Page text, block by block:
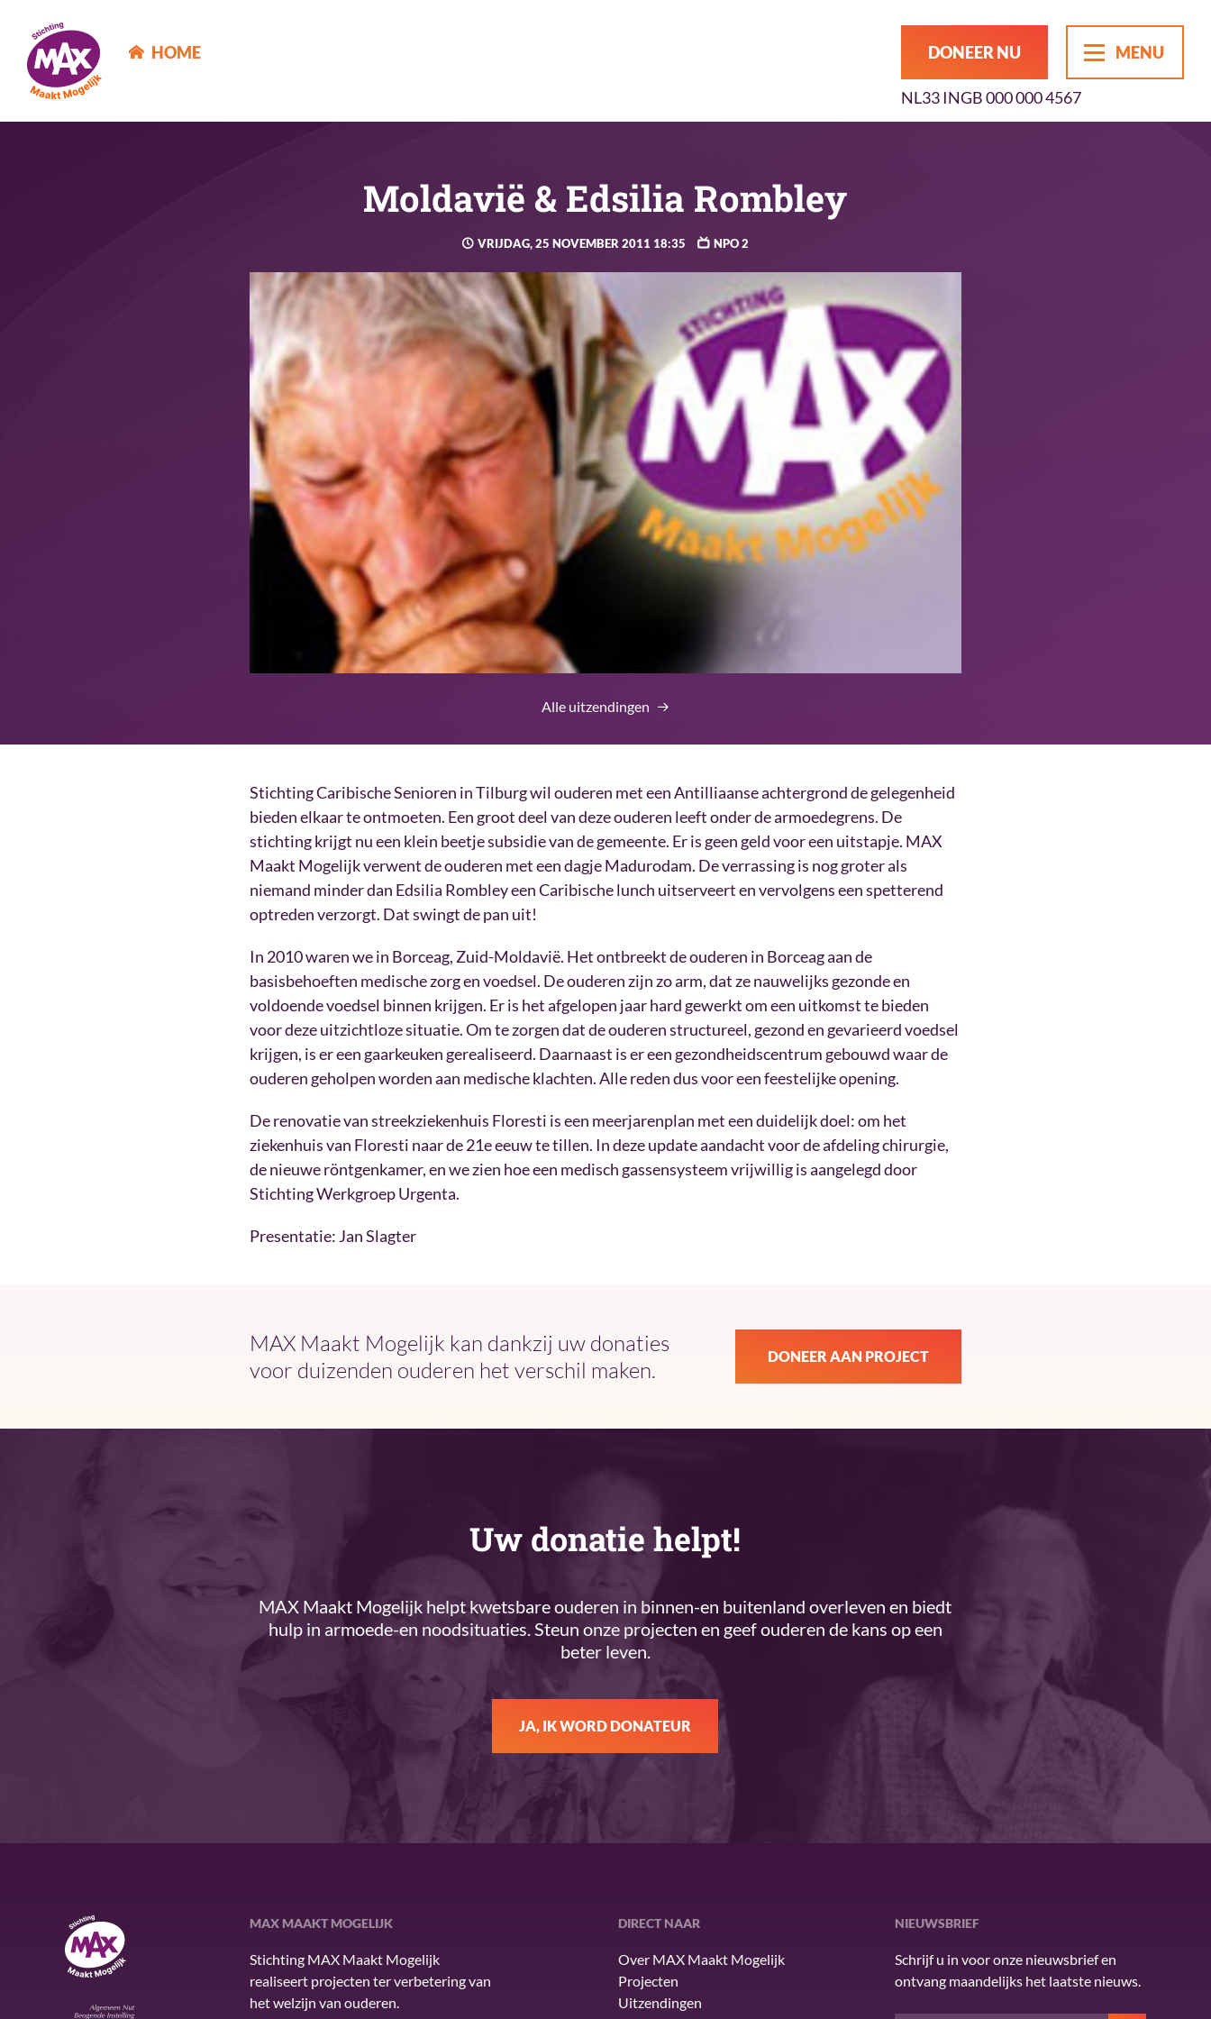
HOME
MENU
DONEER NU
NL33 INGB 000 000 4567
Moldavië & Edsilia Rombley
VRIJDAG, 25 NOVEMBER 2011 18:35 NPO 2
Alle uitzendingen
Stichting Caribische Senioren in Tilburg wil ouderen met een Antilliaanse achtergrond de gelegenheid
bieden elkaar te ontmoeten. Een groot deel van deze ouderen leeft onder de armoedegrens. De
stichting krijgt nu een klein beetje subsidie van de gemeente. Er is geen geld voor een uitstapje. MAX
Maakt Mogelijk verwent de ouderen met een dagje Madurodam. De verrassing is nog groter als
niemand minder dan Edsilia Rombley een Caribische lunch uitserveert en vervolgens een spetterend
optreden verzorgt. Dat swingt de pan uit!
In 2010 waren we in Borceag, Zuid-Moldavië. Het ontbreekt de ouderen in Borceag aan de
basisbehoeften medische zorg en voedsel. De ouderen zijn zo arm, dat ze nauwelijks gezonde en
voldoende voedsel binnen krijgen. Er is het afgelopen jaar hard gewerkt om een uitkomst te bieden
voor deze uitzichtloze situatie. Om te zorgen dat de ouderen structureel, gezond en gevarieerd voedsel
krijgen, is er een gaarkeuken gerealiseerd. Daarnaast is er een gezondheidscentrum gebouwd waar de
ouderen geholpen worden aan medische klachten. Alle reden dus voor een feestelijke opening.
De renovatie van streekziekenhuis Floresti is een meerjarenplan met een duidelijk doel: om het
ziekenhuis van Floresti naar de 21e eeuw te tillen. In deze update aandacht voor de afdeling chirurgie,
de nieuwe röntgenkamer, en we zien hoe een medisch gassensysteem vrijwillig is aangelegd door
Stichting Werkgroep Urgenta.
Presentatie: Jan Slagter
MAX Maakt Mogelijk kan dankzij uw donaties
voor duizenden ouderen het verschil maken.
DONEER AAN PROJECT
Uw donatie helpt!
MAX Maakt Mogelijk helpt kwetsbare ouderen in binnen-en buitenland overleven en biedt
hulp in armoede-en noodsituaties. Steun onze projecten en geef ouderen de kans op een
beter leven.
JA, IK WORD DONATEUR
MAX Maakt MogelijkMAX MAAKT MOGELIJK
Stichting MAX Maakt Mogelijk
realiseert projecten ter verbetering van
het welzijn van ouderen.
DIRECT NAAR
Over MAX Maakt Mogelijk
Projecten
Uitzendingen
NIEUWSBRIEF
Schrijf u in voor onze nieuwsbrief en
ontvang maandelijks het laatste nieuws.